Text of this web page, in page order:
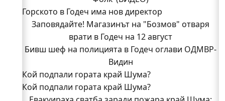
Горското в Годеч има нов директор
Заповядайте! Магазинът на "Бозмов" отваря
врати в Годеч на 12 август
Бивш шеф на полицията в Годеч оглави ОДМВР-
Видин
Кой подпали гората край Шума?
Младежи от Люлин и Део сред първите
Кой подпали гората край Шума?